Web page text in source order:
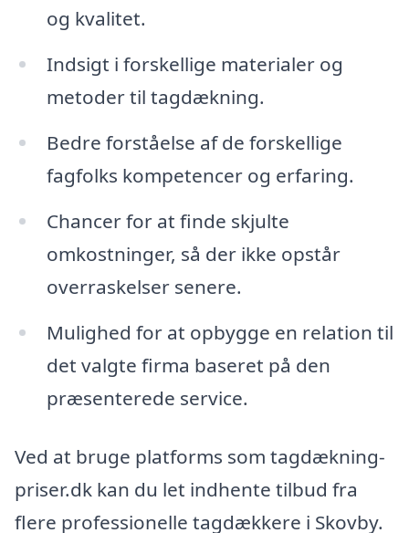
og kvalitet.
Indsigt i forskellige materialer og
metoder til tagdækning.
Bedre forståelse af de forskellige
fagfolks kompetencer og erfaring.
Chancer for at finde skjulte
omkostninger, så der ikke opstår
overraskelser senere.
Mulighed for at opbygge en relation til
det valgte firma baseret på den
præsenterede service.
Ved at bruge platforms som tagdækning-
priser.dk kan du let indhente tilbud fra
flere professionelle tagdækkere i Skovby.